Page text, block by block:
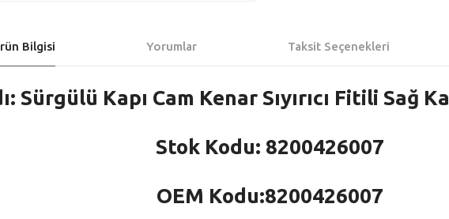
Bilgisi Yorumlar Taksit Seçenekleri
Sürgülü Kapı Cam Kenar Sıyırıcı Fitili Sağ
Stok Kodu: 8200426007
OEM Kodu:8200426007